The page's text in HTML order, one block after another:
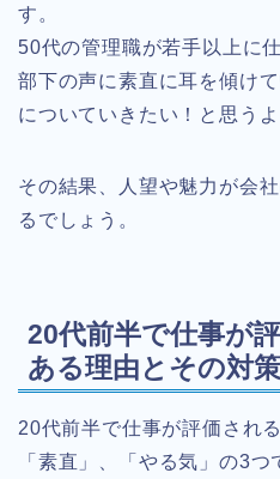
す。
50代の管理職が若手以上に
部下の声に素直に耳を傾け
についていきたい！と思うよ
その結果、人望や魅力が会
るでしょう。
20代前半で仕事が
ある理由とその対策
20代前半で仕事が評価され
「素直」、「やる気」の3